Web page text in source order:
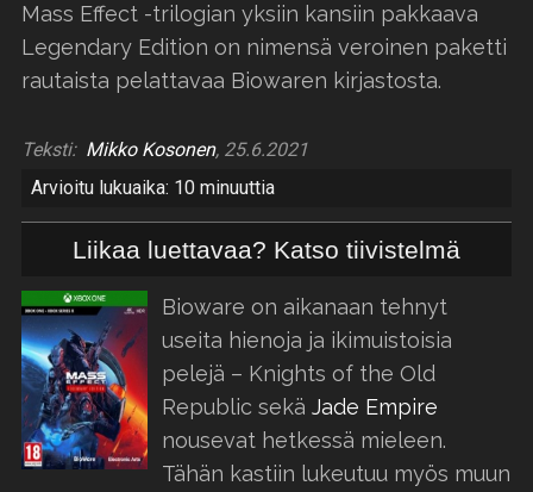
Mass Effect -trilogian yksiin kansiin pakkaava
Legendary Edition on nimensä veroinen paketti
rautaista pelattavaa Biowaren kirjastosta.
Teksti: Mikko Kosonen, 25.6.2021
Arvioitu lukuaika: 10 minuuttia
Liikaa luettavaa? Katso tiivistelmä
Bioware on aikanaan tehnyt
useita hienoja ja ikimuistoisia
pelejä – Knights of the Old
Republic sekä Jade Empire
nousevat hetkessä mieleen.
Tähän kastiin lukeutuu myös muun